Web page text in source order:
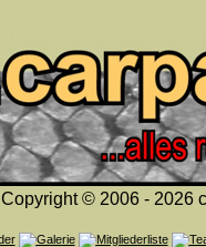
Copyright © 2006 - 2026